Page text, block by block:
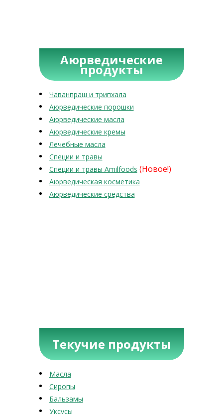
Аюрведические
продукты
Чаванпраш и трипхала
Аюрведические порошки
Аюрведические масла
Аюрведические кремы
Лечебные масла
Специи и травы
Специи и травы Amilfoods (Новое!)
Аюрведическая косметика
Аюрведические средства
Текучие продукты
Масла
Сиропы
Бальзамы
Уксусы